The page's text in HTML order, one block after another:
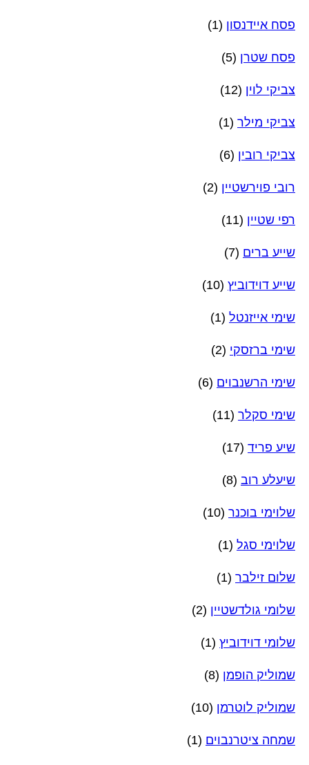
פסח איידנסון (1)
פסח שטרן (5)
צביקי לוין (12)
צביקי מילר (1)
צביקי רובין (6)
רובי פוירשטיין (2)
רפי שטיין (11)
שייע ברים (7)
שייע דוידוביץ (10)
שימי אייזנטל (1)
שימי ברזסקי (2)
שימי הרשנבוים (6)
שימי סקלר (11)
שיע פריד (17)
שיעלע רוב (8)
שלוימי בוכנר (10)
שלוימי סגל (1)
שלום זילבר (1)
שלומי גולדשטיין (2)
שלומי דוידוביץ (1)
שמוליק הופמן (8)
שמוליק לוטרמן (10)
שמחה ציטרנבוים (1)